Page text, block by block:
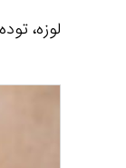
لوزه،